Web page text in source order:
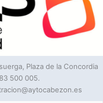
Plaza de la Concordia
500 005.